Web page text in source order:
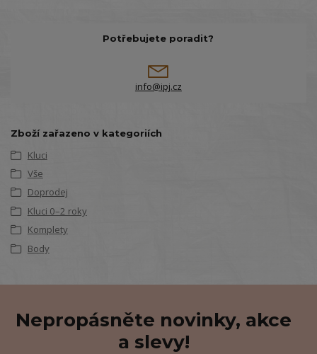
Potřebujete poradit?
info@ipj.cz
Zboží zařazeno v kategoriích
Kluci
Vše
Doprodej
Kluci 0–2 roky
Komplety
Body
Nepropásněte novinky, akce
a slevy!